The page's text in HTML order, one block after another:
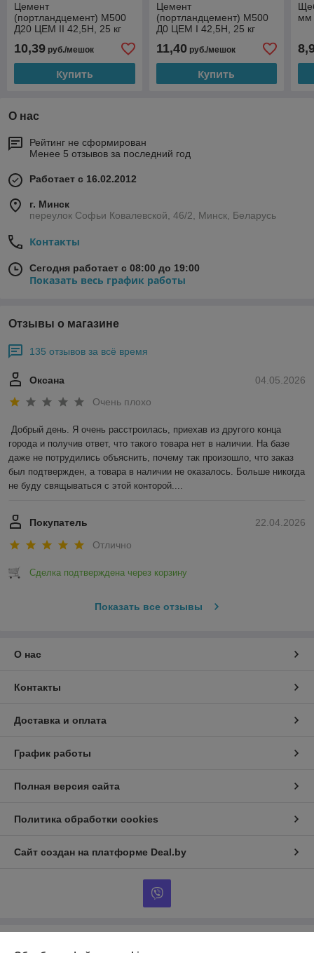
Цемент
(портландцемент) М500
Д20 ЦЕМ II 42,5Н, 25 кг
«Красносельскстройматериалы»)
10,39 руб./мешок
Купить
Цемент
(портландцемент) М500
Д0 ЦЕМ I 42,5Н, 25 кг
Портландцемент")
11,40руб./мешок
Купить
мм
О нас
Рейтинг не сформирован
Менее 5 отзывов за последний год
Работает с 16.02.2012
г. Минск
переулок Софьи Ковалевской, 46/2, Минск, Беларусь
Контакты
Сегодня работает с 08:00 до 19:00
Показать весь график работы
Отзывы о магазине
135 отзывов за всё время
04.05.2026
Оксана
Очень плохо
Добрый день. Я очень расстроилась, приехав из другого конца
города и получив ответ, что такого товара нет в наличии. На базе
даже не потрудились объяснить, почему так произошло, что заказ
был подтвержден, а товара в наличии не оказалось. Больше никогда
не буду свящываться с этой конторой....
22.04.2026
Покупатель
Отлично
Сделка подтверждена через корзину
Показать все отзывы
О нас
Контакты
Доставка и оплата
График работы
Полная версия сайта
Политика обработки cookies
Сайт создан на платформе Deal.by